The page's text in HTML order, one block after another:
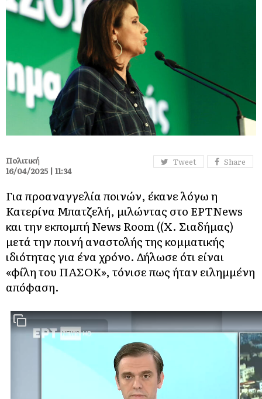
Tweet Share
Πολιτική
16/04/2025 | 11:34
Για προαναγγελία ποινών, έκανε λόγω η
Κατερίνα Μπατζελή, μιλώντας στο ΕΡΤΝews
και την εκπομπή News Room ((Χ. Σιαδήμας)
μετά την ποινή αναστολής της κομματικής
ιδιότητας για ένα χρόνο. Δήλωσε ότι είναι
«φίλη του ΠΑΣΟΚ», τόνισε πως ήταν ειλημμένη
απόφαση.